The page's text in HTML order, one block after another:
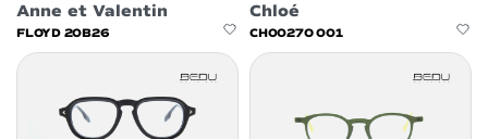
Anne et Valentin
FLOYD 20B26
Chloé
CH0027O 001